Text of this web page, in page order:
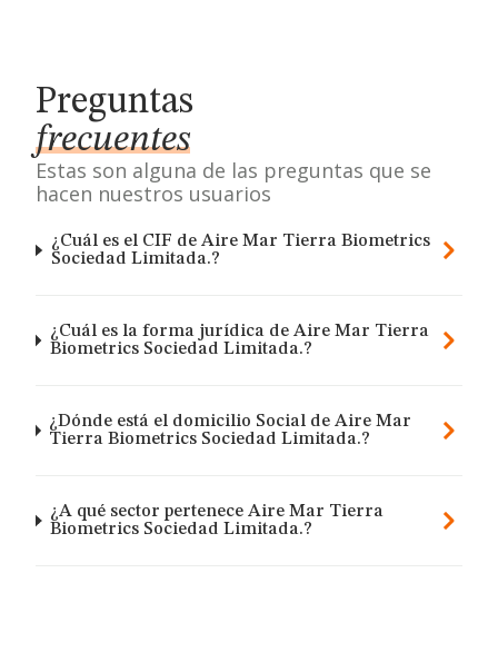
Preguntas
frecuentes
Estas son alguna de las preguntas que se
hacen nuestros usuarios
¿Cuál es el CIF de Aire Mar Tierra Biometrics
Sociedad Limitada.?
¿Cuál es la forma jurídica de Aire Mar Tierra
Biometrics Sociedad Limitada.?
¿Dónde está el domicilio Social de Aire Mar
Tierra Biometrics Sociedad Limitada.?
¿A qué sector pertenece Aire Mar Tierra
Biometrics Sociedad Limitada.?